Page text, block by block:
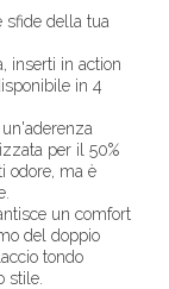
sfide della tua
inserti in action
in 4
per il 50%
odore, ma è
un comfort
del doppio
tondo
stile.